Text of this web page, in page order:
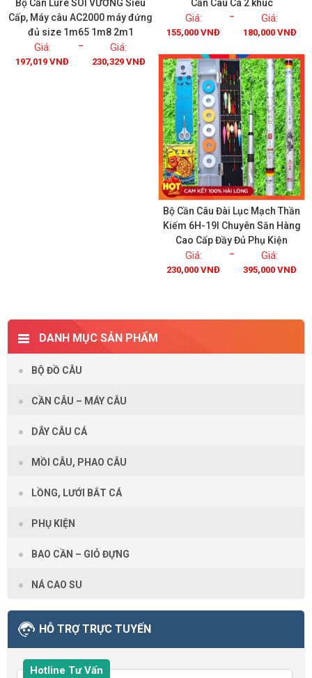
Xem chi tiết
Bộ Cần Lure SÓI VƯƠNG Siêu
Cấp, Máy câu AC2000 máy đứng
đủ size 1m65 1m8 2m1
197,019VNĐ
–
230,329 VNĐ
Cần Câu Cá 2 khúc
155,000VNĐ
–
180,000 VNĐ
Xem chi tiết
Bộ Cần Câu Đài Lục Mạch Thần
Kiếm 6H-19I Chuyên Săn Hàng
Cao Cấp Đầy Đủ Phụ Kiện
230,000VNĐ
–
395,000 VNĐ
DANH MỤC SẢN PHẨM
BỘ ĐỒ CÂU
CẦN CÂU – MÁY CÂU
DÂY CÂU CÁ
MỒI CÂU, PHAO CÂU
LỒNG, LƯỚI BẮT CÁ
PHỤ KIỆN
BAO CẦN – GIỎ ĐỰNG
NÁ CAO SU
HỖ TRỢ TRỰC TUYẾN
Hotline Tư Vấn